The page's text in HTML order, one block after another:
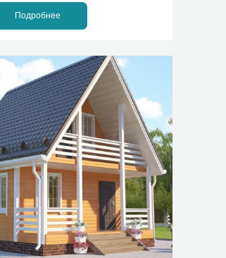
Подробнее